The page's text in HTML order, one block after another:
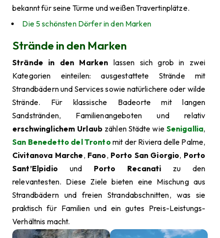
bekannt für seine Türme und weißen Travertinplätze.
Die 5 schönsten Dörfer in den Marken
Strände in den Marken
Strände in den Marken lassen sich grob in zwei
Kategorien einteilen: ausgestattete Strände mit
Strandbädern und Services sowie natürlichere oder wilde
Strände. Für klassische Badeorte mit langen
Sandstränden, Familienangeboten und relativ
erschwinglichem Urlaub zählen Städte wie Senigallia,
San Benedetto del Tronto mit der Riviera delle Palme,
Civitanova Marche, Fano, Porto San Giorgio, Porto
Sant’Elpidio und Porto Recanati zu den
relevantesten. Diese Ziele bieten eine Mischung aus
Strandbädern und freien Strandabschnitten, was sie
praktisch für Familien und ein gutes Preis-Leistungs-
Verhältnis macht.